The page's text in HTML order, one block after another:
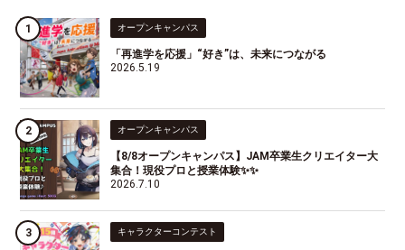
オープンキャンパス
「再進学を応援」“好き”は、未来につながる
2026.5.19
オープンキャンパス
【8/8オープンキャンパス】JAM卒業生クリエイター大
集合！現役プロと授業体験✨✨
2026.7.10
キャラクターコンテスト